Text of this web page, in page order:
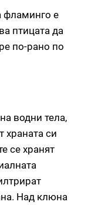
фламинго е
птицата да
по-рано по
водни тела,
храната си
се хранят
Над клюна